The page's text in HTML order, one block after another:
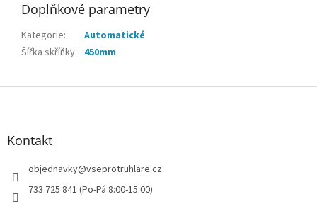
Doplňkové parametry
Kategorie:
Automatické
Šířka skříňky: 450mm
Z
Kontakt
objednavky@vseprotruhlare.cz
733 725 841 (Po-Pá 8:00-15:00)